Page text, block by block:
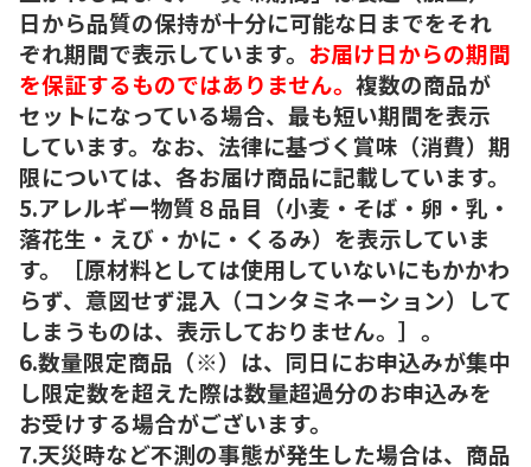
日から品質の保持が十分に可能な日までをそれ
ぞれ期間で表示しています。 お届け日からの期間
を保証するものではありません。 複数の商品が
セットになっている場合、最も短い期間を表示
しています。なお、法律に基づく賞味（消費）期
限については、各お届け商品に記載しています。
5.アレルギー物質８品目（小麦・そば・卵・乳・
落花生・えび・かに・くるみ）を表示していま
す。［原材料としては使用していないにもかかわ
らず、意図せず混入（コンタミネーション）して
しまうものは、表示しておりません。］。
6.数量限定商品（※）は、同日にお申込みが集中
し限定数を超えた際は数量超過分のお申込みを
お受けする場合がございます。
7.天災時など不測の事態が発生した場合は、商品